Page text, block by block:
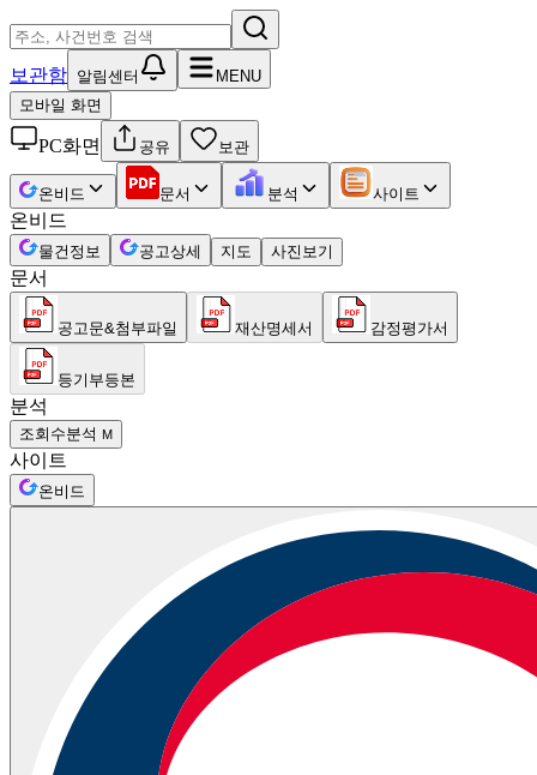
보관함 알림센터
MENU
모바일 화면
PC화면 공유 보관
온비드 문서 분석 사이트
온비드
물건정보 공고상세 지도 사진보기
문서
공고문&첨부파일 재산명세서 감정평가서
등기부등본
분석
조회수분석 M
사이트
온비드